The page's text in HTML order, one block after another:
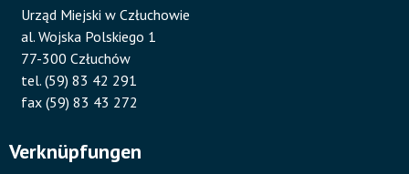
Urząd Miejski w Człuchowie
al. Wojska Polskiego 1
77-300 Człuchów
tel. (59) 83 42 291
fax (59) 83 43 272
Verknüpfungen